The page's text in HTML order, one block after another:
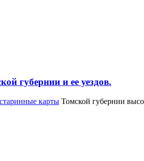
губернии и ее уездов.
старинные карты Томской губернии